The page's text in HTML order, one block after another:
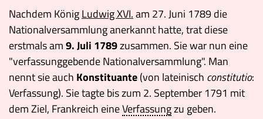
Nachdem KönigLudwig XVI.am 27. Juni 1789 die
Nationalversammlung anerkannt hatte, trat diese
erstmals am9. Juli 1789zusammen. Sie war nun eine
"verfassunggebende Nationalversammlung". Man
nennt sie auch Konstituante(von lateinisch constitutio:
Verfassung). Sie tagte bis zum 2. September 1791 mit
dem Ziel, Frankreich eineVerfassungzu geben.